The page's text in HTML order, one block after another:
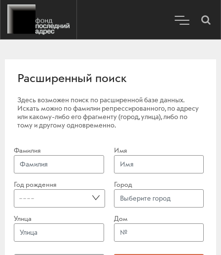
Расширенный поиск
Здесь возможен поиск по расширенной базе данных.
Искать можно по фамилии репрессированного, по адресу
или какому-либо его фрагменту (город, улица), либо по
тому и другому одновременно.
Фамилия Имя
Год рождения
----
Город
Улица Дом